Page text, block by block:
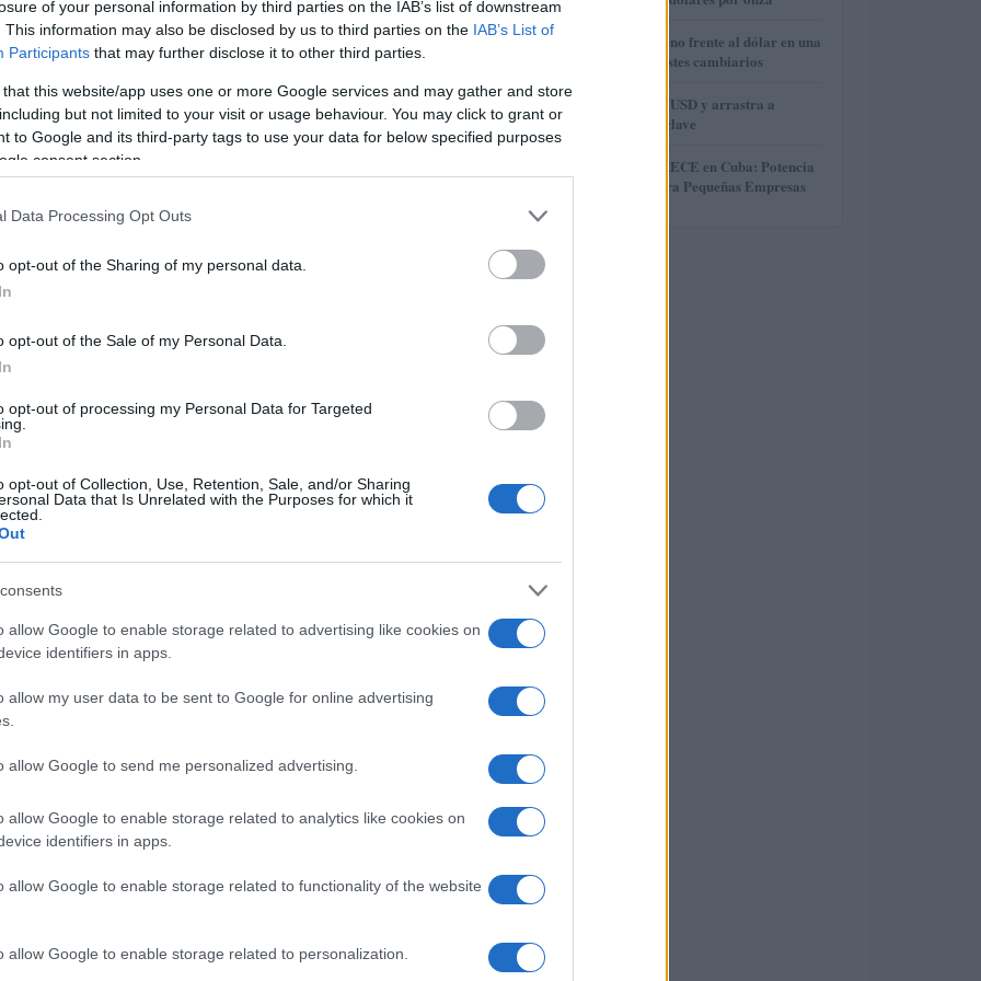
of your personal information by third parties on the IAB’s list of downstream
This information may also be disclosed by us to third parties on the IAB’s List of
Participants that may further disclose it to other third parties.
that this website/app uses one or more Google services and may gather and store
but not limited to your visit or usage behaviour. You may click to grant or
to Google and its third-party tags to use your data for below specified purposes
consent section.
Data Processing Opt Outs
opt-out of the Sharing of my personal data.
opt-out of the Sale of my Personal Data.
opt-out of processing my Personal Data for Targeted
opt-out of Collection, Use, Retention, Sale, and/or Sharing
Data that Is Unrelated with the Purposes for which it
allow Google to enable storage related to advertising like cookies on
identifiers in apps.
allow my user data to be sent to Google for online advertising
allow Google to send me personalized advertising.
allow Google to enable storage related to analytics like cookies on
identifiers in apps.
allow Google to enable storage related to functionality of the website
allow Google to enable storage related to personalization.
del todo, se garantizará a Cataluña en el inicio del
ajustada, un indicador fundamental para la
refleja la población total de cada territorio, sino
de la población y la dispersión
brindar servicios públicos esenciales.
nuevos criterios en el área educativa, como el
estudiantes universitarios que residen fuera de
, se añadirán categorías de población mayor,
desempleados sin subsidio. Además, se prevén
de despoblación.
3
El euro cede terreno frente al dólar en una
semana de contrastes cambiarios
4 Brent cae a 91.82 USD y arrastra a
materias primas clave
5
Microcréditos CRECE en Cuba: Potencia
y Crecimiento para Pequeñas Empresas